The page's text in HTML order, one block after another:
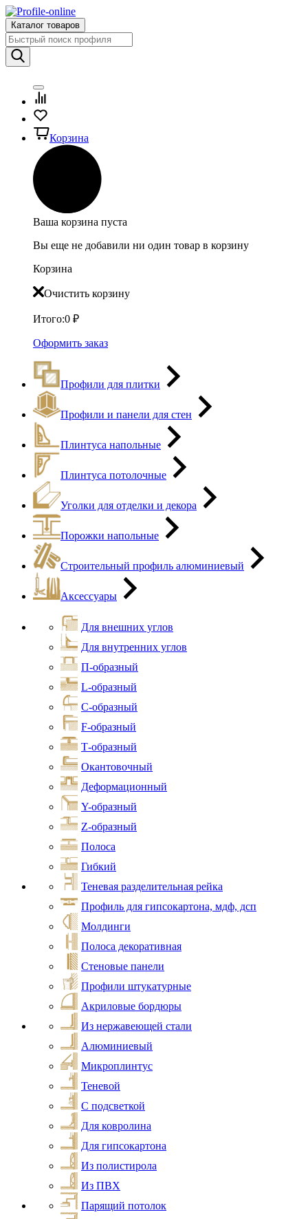
Каталог товаров
Корзина
Ваша корзина пуста
Вы еще не добавили ни один товар в корзину
Корзина
Очистить корзину
Итого:0 ₽
Оформить заказ
Профили для плитки
Профили и панели для стен
Плинтуса напольные
Плинтуса потолочные
Уголки для отделки и декора
Порожки напольные
Строительный профиль алюминиевый
Аксессуары
Для внешних углов
Для внутренних углов
П-образный
L-образный
С-образный
F-образный
Т-образный
Окантовочный
Деформационный
Y-образный
Z-образный
Полоса
Гибкий
Теневая разделительная рейка
Профиль для гипсокартона, мдф, дсп
Молдинги
Полоса декоративная
Стеновые панели
Профили штукатурные
Акриловые бордюры
Из нержавеющей стали
Алюминиевый
Микроплинтус
Теневой
С подсветкой
Для ковролина
Для гипсокартона
Из полистирола
Из ПВХ
Парящий потолок